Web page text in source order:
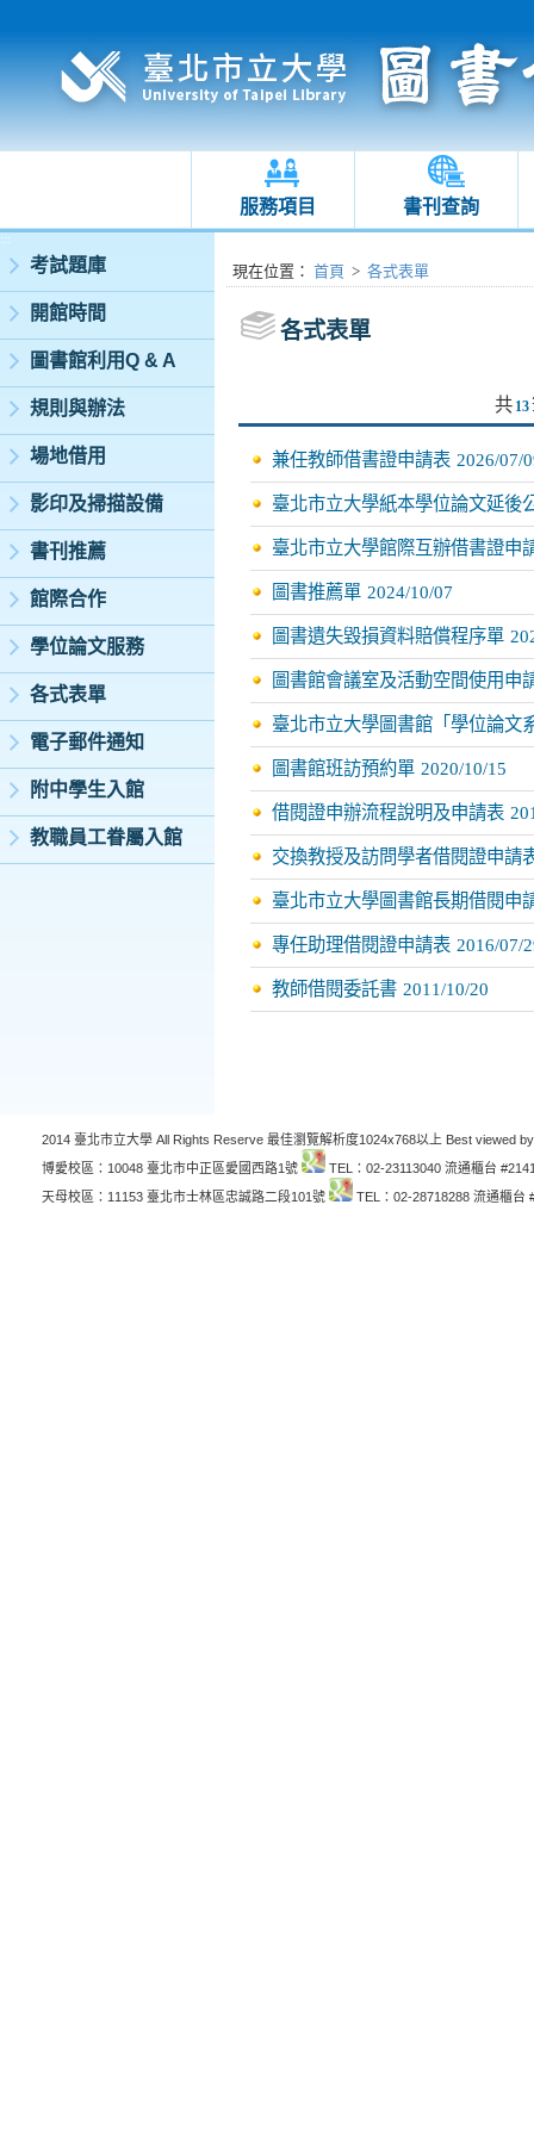
服務項目 書刊查詢
:::
考試題庫
開館時間
圖書館利用Q & A
規則與辦法
場地借用
影印及掃描設備
書刊推薦
館際合作
學位論文服務
各式表單
電子郵件通知
附中學生入館
教職員工眷屬入館
:::現在位置 ： 首頁 > 各式表單
各式表單
共 13
兼任教師借書證申請表 2026/07/
臺北市立大學紙本學位論文延後
臺北市立大學館際互辦借書證申
圖書推薦單 2024/10/07
圖書遺失毀損資料賠償程序單
圖書館會議室及活動空間使用申
臺北市立大學圖書館「學位論文
圖書館班訪預約單 2020/10/15
借閱證申辦流程說明及申請表
交換教授及訪問學者借閱證申請
臺北市立大學圖書館長期借閱申
專任助理借閱證申請表 2016/07/
教師借閱委託書 2011/10/20
2014 臺北市立大學 All Rights Reserve 最佳瀏覽解析度1024x768以上 Best viewed
博愛校區：10048 臺北市中正區愛國西路1號
TEL：02-23113040 流通櫃台
天母校區：11153 臺北市士林區忠誠路二段101號
TEL：02-28718288 流通櫃台